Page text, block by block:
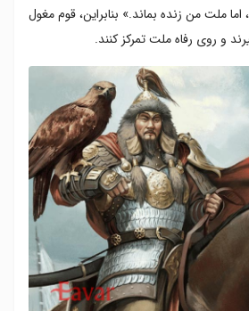
ملت من زنده بماند.» بنابراین، قوم مغول
و روی رفاه ملت تمرکز کنند.